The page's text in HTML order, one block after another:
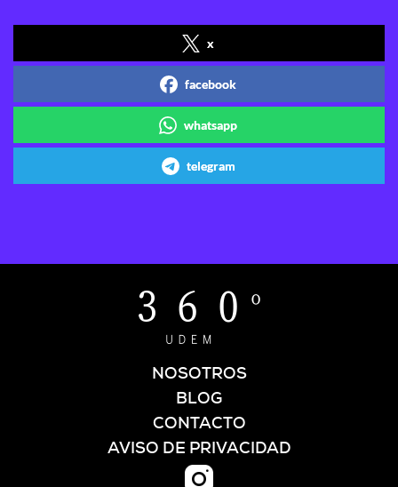
x
facebook
whatsapp
telegram
NOSOTROS
BLOG
CONTACTO
AVISO DE PRIVACIDAD